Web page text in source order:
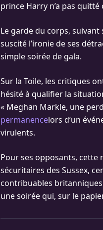
prince Harry n’a pas quitté
Le garde du corps,
suscité l’ironie de ses
simple soirée de gala.
Sur la Toile, les critiques
hésité à qualifier la
« Meghan Markle, une
permanencelors d’un
virulents.
Pour ses opposants, cette
sécuritaires des Sussex,
contribuables
une soirée qui, sur le